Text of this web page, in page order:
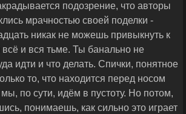
подозрение, что авторы
мрачностью своей поделки -
никак не можешь привыкнуть к
и вся тьме. Ты банально не
идти и что делать. Спички, понятное
то, что находится перед носом
по сути, идём в пустоту. Но потом,
понимаешь, как сильно это играет